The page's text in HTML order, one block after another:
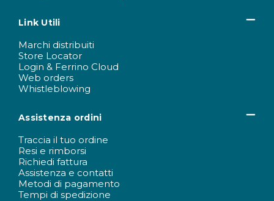
Link Utili
Marchi distribuiti
Store Locator
Login & Ferrino Cloud
Web orders
Whistleblowing
Assistenza ordini
Traccia il tuo ordine
Resi e rimborsi
Richiedi fattura
Assistenza e contatti
Metodi di pagamento
Tempi di spedizione